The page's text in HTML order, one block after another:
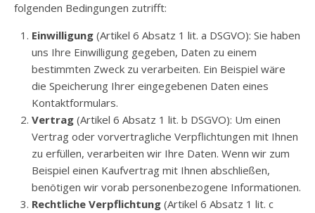
folgenden Bedingungen zutrifft:
Einwilligung (Artikel 6 Absatz 1 lit. a DSGVO): Sie haben
uns Ihre Einwilligung gegeben, Daten zu einem
bestimmten Zweck zu verarbeiten. Ein Beispiel wäre
die Speicherung Ihrer eingegebenen Daten eines
Kontaktformulars.
Vertrag (Artikel 6 Absatz 1 lit. b DSGVO): Um einen
Vertrag oder vorvertragliche Verpflichtungen mit Ihnen
zu erfüllen, verarbeiten wir Ihre Daten. Wenn wir zum
Beispiel einen Kaufvertrag mit Ihnen abschließen,
benötigen wir vorab personenbezogene Informationen.
Rechtliche Verpflichtung (Artikel 6 Absatz 1 lit. c